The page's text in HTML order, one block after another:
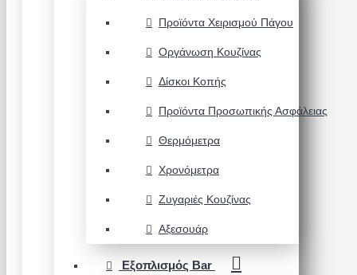
Προϊόντα Χειρισμού Πάγου
Οργάνωση Κουζίνας
Δίσκοι Κοπής
Προϊόντα Προσωπικής Ασφάλειας
Θερμόμετρα
Χρονόμετρα
Ζυγαριές Κουζίνας
Αξεσουάρ
Εξοπλισμός Bar